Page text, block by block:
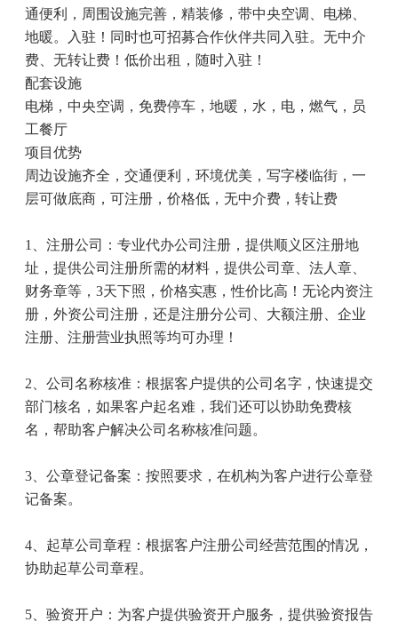
通便利，周围设施完善，精装修，带中央空调、电梯、
地暖。入驻！同时也可招募合作伙伴共同入驻。无中介
费、无转让费！低价出租，随时入驻！
配套设施
电梯，中央空调，免费停车，地暖，水，电，燃气，员
工餐厅
项目优势
周边设施齐全，交通便利，环境优美，写字楼临街，一
层可做底商，可注册，价格低，无中介费，转让费
1
、注册公司：专业代办公司注册，提供顺义区注册地
址，提供公司注册所需的材料，提供公司章、法人章、
财务章等， 3天下照，价格实惠，性价比高！无论内资注
册，外资公司注册，还是注册分公司、大额注册、企业
注册、注册营业执照等均可办理！
2 、公司名称核准：根据客户提供的公司名字，快速提交
部门核名，如果客户起名难，我们还可以协助免费核
名，帮助客户解决公司名称核准问题。
3 、公章登记备案：按照要求，在机构为客户进行公章登
记备案。
4 、起草公司章程：根据客户注册公司经营范围的情况，
协助起草公司章程。
5 、验资开户：为客户提供验资开户服务，提供验资报告